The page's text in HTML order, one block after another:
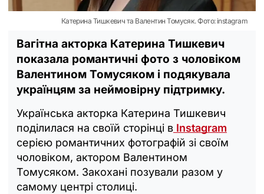
Катерина Тишкевич та Валентин Томусяк. Фото: instagram
Вагітна акторка Катерина Тишкевич
показала романтичні фото з чоловіком
Валентином Томусяком і подякувала
українцям за неймовірну підтримку.
Українська акторка Катерина Тишкевич
поділилася на своїй сторінці в Instagram
серією романтичних фотографій зі своїм
чоловіком, актором Валентином
Томусяком. Закохані позували разом у
самому центрі столиці.